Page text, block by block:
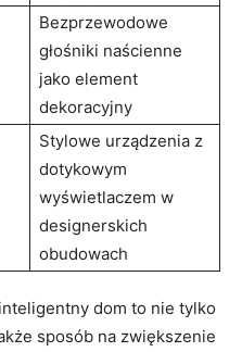
Bezprzewodowe
głośniki naścienne
jako element
dekoracyjny
Stylowe urządzenia z
dotykowym
wyświetlaczem w
designerskich
obudowach
dom⁢ to ⁤nie tylko
sposób na zwiększenie